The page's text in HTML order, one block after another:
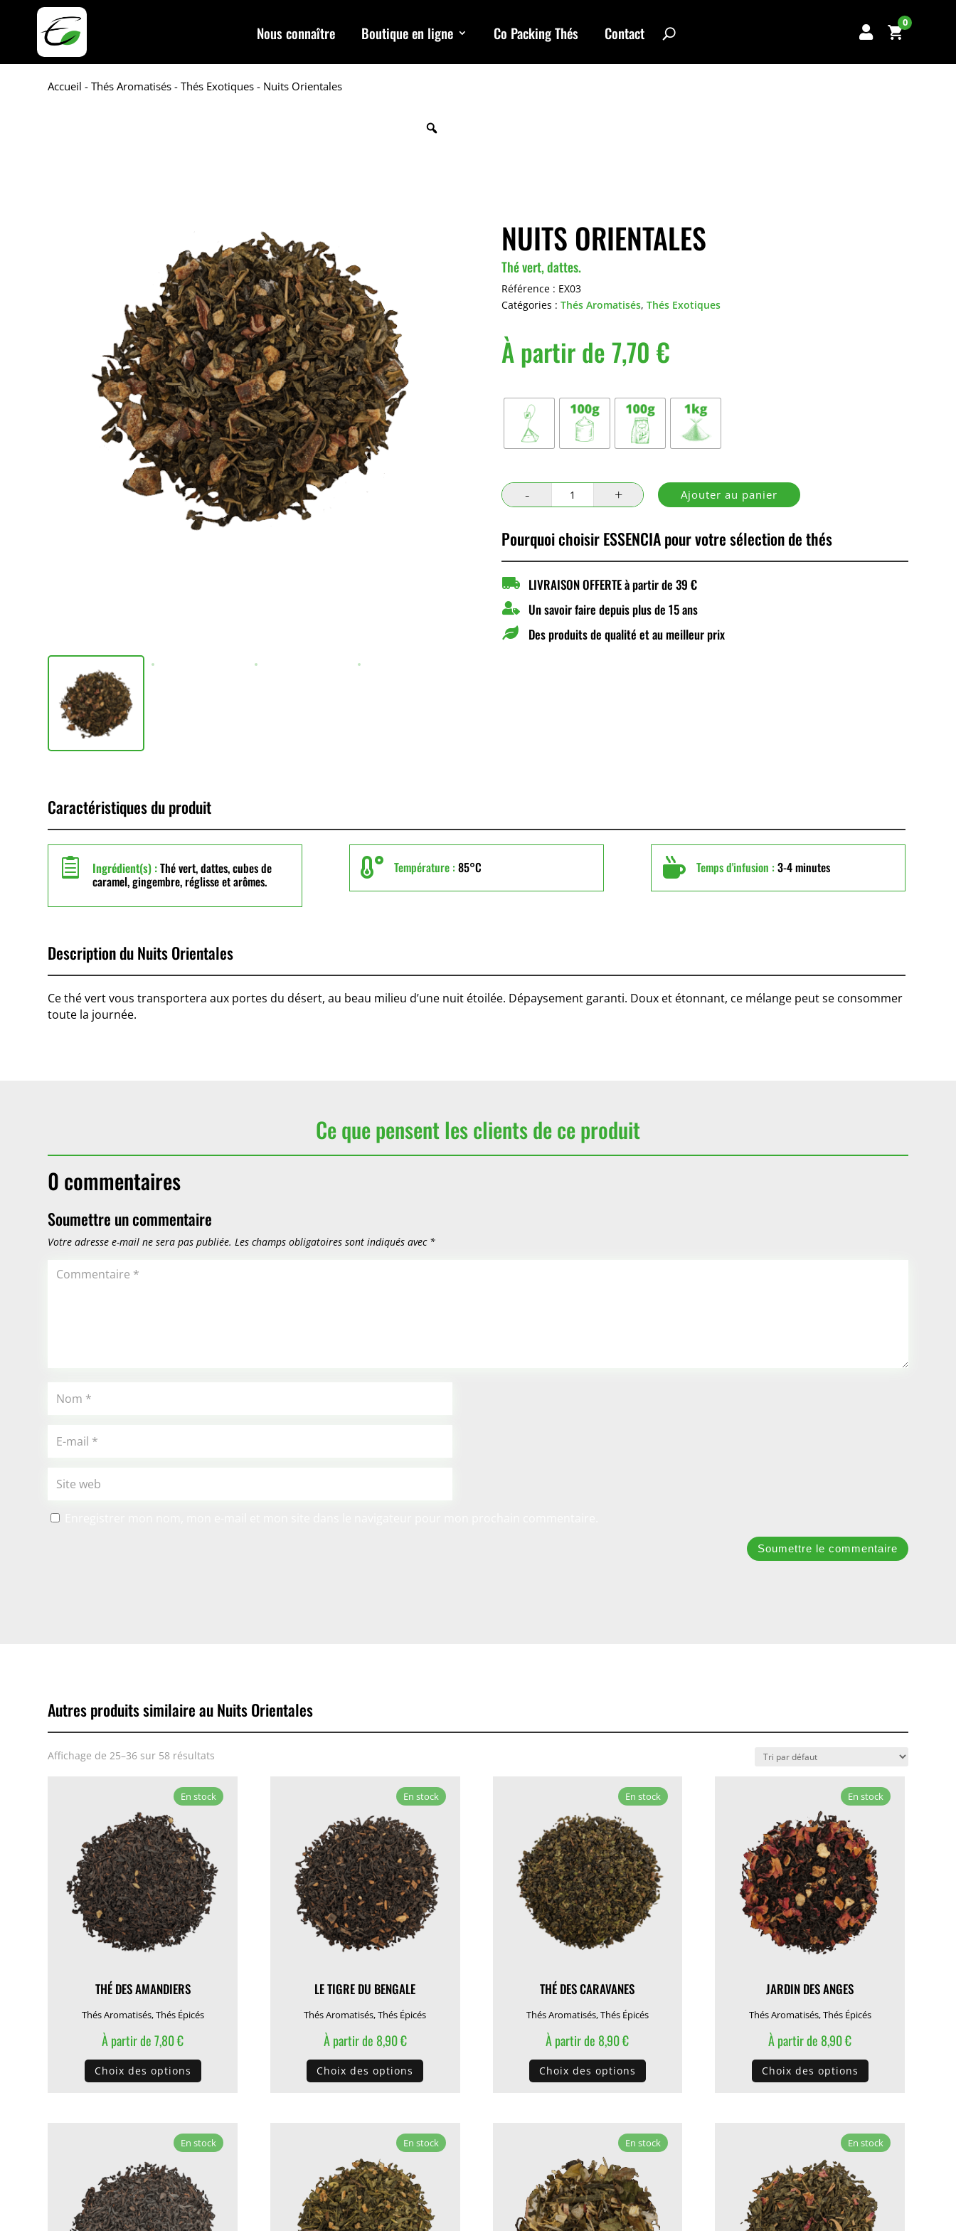
Nous connaître Boutique en ligne Co Packing Thés Contact 
0
Accueil -Thés Aromatisés -Thés Exotiques - Nuits Orientales
NUITS ORIENTALES
Thé vert, dattes.
Référence : EX03
Catégories :Thés Aromatisés,Thés Exotiques
À partir de7,70€
quantité
de
Orientales
Ajouter au panier
Pourquoi choisir ESSENCIA pour votre sélection de thés
 LIVRAISON OFFERTE à partir de 39 €
 Un savoir faire depuis plus de 15 ans
 Des produits de qualité et au meilleur prix
Caractéristiques du produit
 Ingrédient(s) :Thé vert, dattes, cubes de
caramel, gingembre, réglisse et arômes.
 Température : 85°C  Temps d'infusion : 3-4 minutes
Description du Nuits Orientales
Ce thé vert vous transportera aux portes du désert, au beau milieu d’une nuit étoilée. Dépaysement garanti. Doux et étonnant, ce mélange peut se consommer
toute la journée.
Ce que pensent les clients de ce produit
0 commentaires
Soumettre un commentaire
Votre adresse e-mail ne sera pas publiée. Les champs obligatoires sont indiqués avec *
Soumettre le commentaire
Autres produits similaire au Nuits Orientales
Affichage de 25–36 sur 58 résultats
En stock
THÉ DES AMANDIERS
Thés Aromatisés,Thés Épicés
À partir de7,80€
Choix des options
Ce
produit
variations.
Les
peuvent
être
choisies
En stock
LE TIGRE DU BENGALE
Thés Aromatisés,Thés Épicés
À partir de 8,90€
Choix des options
Ce
produit
variations.
Les
être
choisies
En stock
THÉ DES CARAVANES
Thés Aromatisés,Thés Épicés
À partir de 8,90€
Choix des options
Ce
produit
variations.
Les
peuvent
être
choisies
En stock
JARDIN DES ANGES
Thés Aromatisés,Thés Épicés
À partir de 8,90€
Choix des options
Ce
produit
variations.
Les
peuvent
être
choisies
En stock En stock En stock En stock